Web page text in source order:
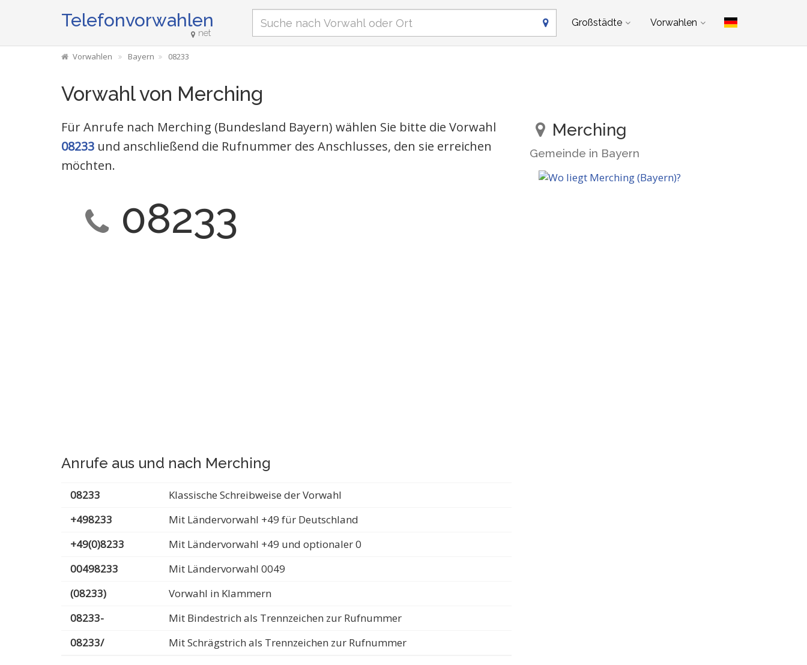
Telefonvorwahlen
net
Großstädte Vorwahlen
Vorwahlen Bayern 08233
Vorwahl von Merching
Für Anrufe nach Merching (Bundesland Bayern) wählen Sie bitte die Vorwahl
08233 und anschließend die Rufnummer des Anschlusses, den sie erreichen
möchten.
08233
Anrufe aus und nach Merching
08233
Klassische Schreibweise der Vorwahl
+498233
Mit Ländervorwahl +49 für Deutschland
+49(0)8233
Mit Ländervorwahl +49 und optionaler 0
00498233
Mit Ländervorwahl 0049
(08233)
Vorwahl in Klammern
08233-
Mit Bindestrich als Trennzeichen zur Rufnummer
08233/
Mit Schrägstrich als Trennzeichen zur Rufnummer
Merching
Gemeinde in Bayern